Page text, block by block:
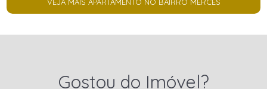
Gostou do Imóvel?